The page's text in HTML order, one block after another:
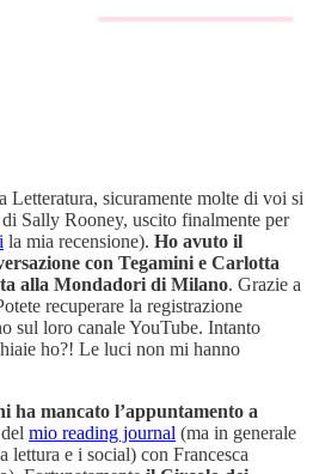
sicuramente molte di voi si
di Sally Rooney, uscito finalmente per
la mia recensione). Ho avuto il
con Tegamini e Carlotta
alla Mondadori di Milano. Grazie a
recuperare la registrazione
sul loro canale YouTube. Intanto
ho?! Le luci non mi hanno
ha mancato l’appuntamento a
mio reading journal (ma in generale
lettura e i social) con Francesca